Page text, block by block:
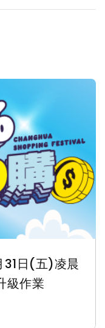
日(五)凌晨
級作業